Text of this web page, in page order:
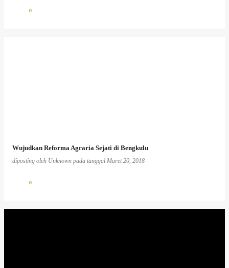
0
Wujudkan Reforma Agraria Sejati di Bengkulu
diposting oleh Unknown pada tanggal Maret 20, 2018
0